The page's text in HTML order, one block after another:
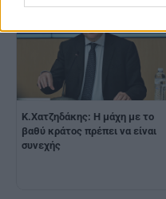
Κ.Χατζηδάκης: Η μάχη με το
βαθύ κράτος πρέπει να είναι
συνεχής